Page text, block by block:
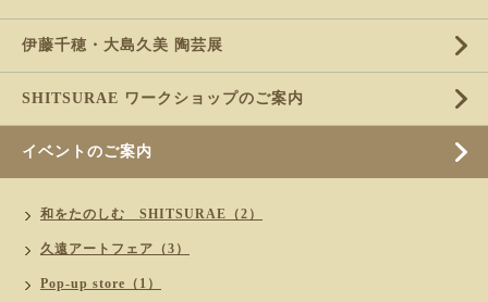
伊藤千穂・大島久美 陶芸展
SHITSURAE ワークショップのご案内
イベントのご案内
和をたのしむ SHITSURAE（2）
久遠アートフェア（3）
Pop-up store（1）